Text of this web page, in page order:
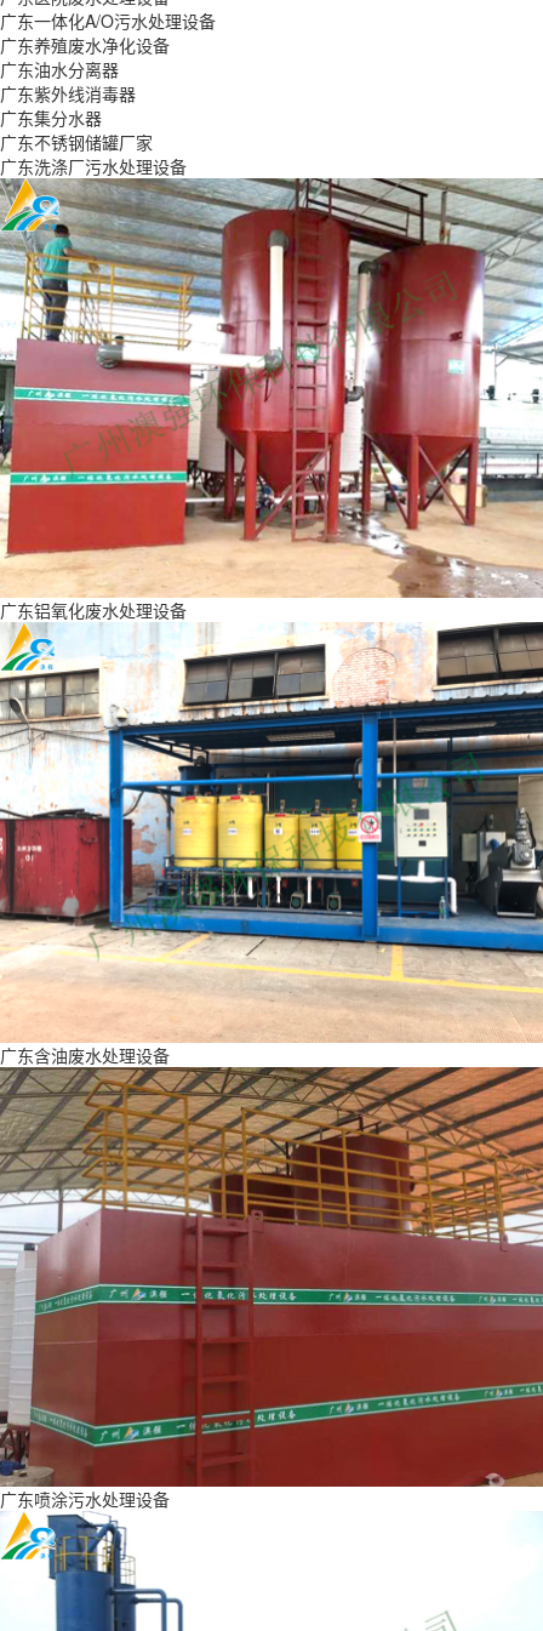
广东一体化A/O污水处理设备
广东养殖废水净化设备
广东油水分离器
广东紫外线消毒器
广东集分水器
广东不锈钢储罐厂家
广东洗涤厂污水处理设备
广东铝氧化废水处理设备
广东含油废水处理设备
广东喷涂污水处理设备